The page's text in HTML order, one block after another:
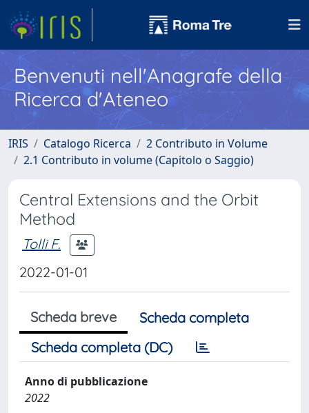
Benvenuti nell'Anagrafe della
Ricerca d'Ateneo
IRIS Catalogo Ricerca
2 Contributo in Volume
2.1 Contributo in volume (Capitolo o Saggio)
Central Extensions and the Orbit
Method
Tolli F.
2022-01-01
Scheda breve
Scheda completa
Scheda completa (DC)
Anno di pubblicazione
2022